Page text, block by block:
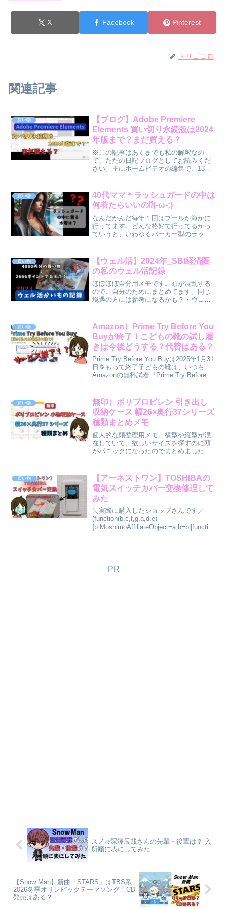
X Facebook Pinterest
トリゴコロ
関連記事
買い物
【ブログ】Adobe Premiere
Elements 買い切り永続版は2024
年版まで？まだ買える？
※この記事はあくまでも私の解釈なの
で、ただの日記ブログとしてお読みくだ
さい。主にホームビデオの編集で、13年
い変える度にCD-Rでインストールし...
買い物
40代ママ＊ラッシュガードの中は
何着たらいいの⁉(-ω-;)
なんだかんだ毎年１回はプールか海かに
行ってます。どんな格好で行ってるかっ
ていうと、いわゆるパーカー型のラッシ
問題ない。多分。（ラッシュガードが20
代の時のもので少々痛...
買い物
【ウェル活】2024年_SBI経済圏
の私のウェル活記録
ほぼほぼ自分用メモです。頭が混乱する
ので、自分のためにまとめてます。同じ
境遇の方には参考になるかも？・ウェル
ードは持ってるけど、意識して貯めてな
い。・Vポイントは割と...
買い物
Amazon）Prime Try Before You
Buyが終了！こどもの靴の試し履
きは今後どうする？代替はある？
Prime Try Before You Buyは2025年1月31
日をもって終了子どもの靴は、いつも
Amazonの無料試着『Prime Try Before
「...
買い物
無印）ポリプロピレン 引き出し
収納ケース 幅26×奥行37シリーズ
種類まとめメモ
個人的な頭整理用メモ。横型や縦型が混
在していて、欲しいサイズを探すのに頭
がパニックになったのでまとめました💦
行40㎝ほどしかないクローゼットに使い
ます。アーネストワン仲...
買い物
【アーネストワン】TOSHIBAの
電気スイッチカバー交換修理して
みた
＼実際に購入したショップさんです／
(function(b,c,f,g,a,d,e)
{b.MoshimoAffiliateObject=a;b=b||function
PR
スノ⛄深澤辰哉さんの先輩・後輩は？ 入
所順に表にしてみた
【Snow Man】新曲「STARS」はTBS系
2026冬季オリンピックテーマソング！CD
発売はある？